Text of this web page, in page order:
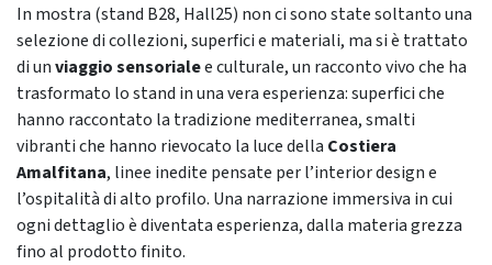
In mostra (stand B28, Hall25) non ci sono state soltanto una
selezione di collezioni, superfici e materiali, ma si è trattato
di unviaggio sensorialee culturale, un racconto vivo che ha
trasformato lo stand in una vera esperienza: superfici che
hanno raccontato la tradizione mediterranea, smalti
vibranti che hanno rievocato la luce della Costiera
Amalfitana, linee inedite pensate per l’interior design e
l’ospitalità di alto profilo. Una narrazione immersiva in cui
ogni dettaglio è diventata esperienza, dalla materia grezza
fino al prodotto finito.